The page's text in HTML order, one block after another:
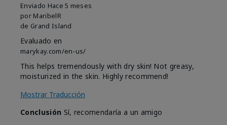
Enviado Hace 5 meses
por MaribelR
de Grand Island
Evaluado en
marykay.com/en-us/
This helps tremendously with dry skin! Not greasy,
moisturized in the skin. Highly recommend!
Mostrar Traducción
Conclusión Sí, recomendaría a un amigo